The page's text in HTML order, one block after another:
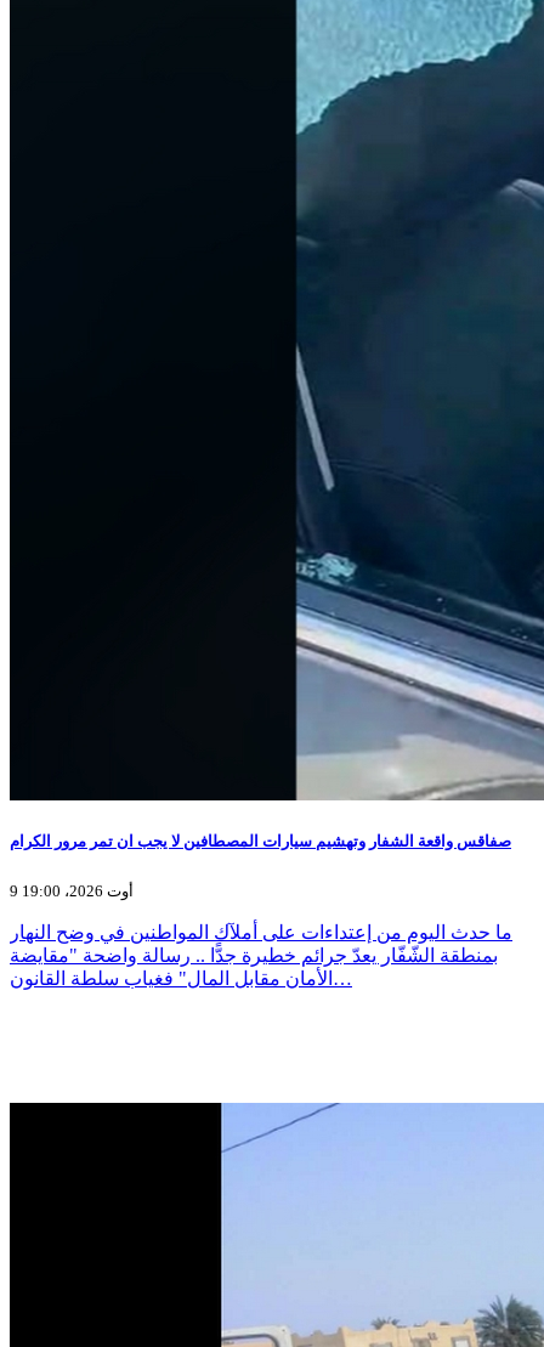
صفاقس واقعة الشفار وتهشيم سيارات المصطافين لا يجب ان تمر مرور الكرام
9 أوت 2026، 19:00
ما حدث اليوم من إعتداءات على أملآك المواطنين في وضح النهار
بمنطقة الشّفّار يعدّ جرائم خطيرة جدًّا .. رسالة واضحة "مقايضة
الأمان مقابل المال" فغياب سلطة القانون…